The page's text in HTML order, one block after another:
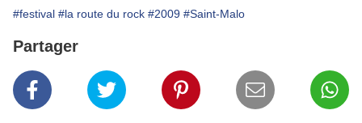
#festival #la route du rock #2009 #Saint-Malo
Partager